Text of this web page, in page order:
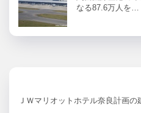
なる87.6万人を…
ＪＷマリオットホテル奈良計画